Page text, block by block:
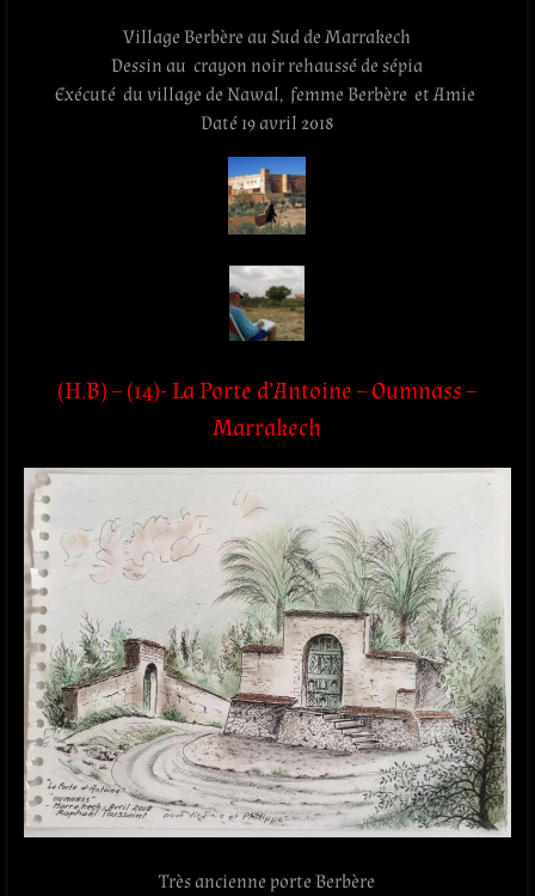
Village Berbère au Sud de Marrakech
Dessin au crayon noir rehaussé de sépia
Exécuté du village de Nawal, femme Berbère et Amie
Daté 19 avril 2018
(H.B) – (14)- La Porte d’Antoine – Oumnass –
Marrakech
Très ancienne porte Berbère